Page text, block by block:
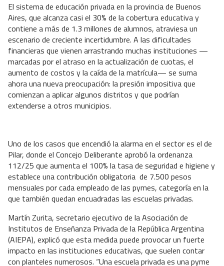
El sistema de educación privada en la provincia de Buenos
Aires, que alcanza casi el 30% de la cobertura educativa y
contiene a más de 1.3 millones de alumnos, atraviesa un
escenario de creciente incertidumbre. A las dificultades
financieras que vienen arrastrando muchas instituciones —
marcadas por el atraso en la actualización de cuotas, el
aumento de costos y la caída de la matrícula— se suma
ahora una nueva preocupación: la presión impositiva que
comienzan a aplicar algunos distritos y que podrían
extenderse a otros municipios.
Uno de los casos que encendió la alarma en el sector es el de
Pilar, donde el Concejo Deliberante aprobó la ordenanza
112/25 que aumenta el 100% la tasa de seguridad e higiene y
establece una contribución obligatoria de 7.500 pesos
mensuales por cada empleado de las pymes, categoría en la
que también quedan encuadradas las escuelas privadas.
Martín Zurita, secretario ejecutivo de la Asociación de
Institutos de Enseñanza Privada de la República Argentina
(AIEPA), explicó que esta medida puede provocar un fuerte
impacto en las instituciones educativas, que suelen contar
con planteles numerosos. “Una escuela privada es una pyme